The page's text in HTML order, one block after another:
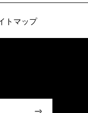
トマップ